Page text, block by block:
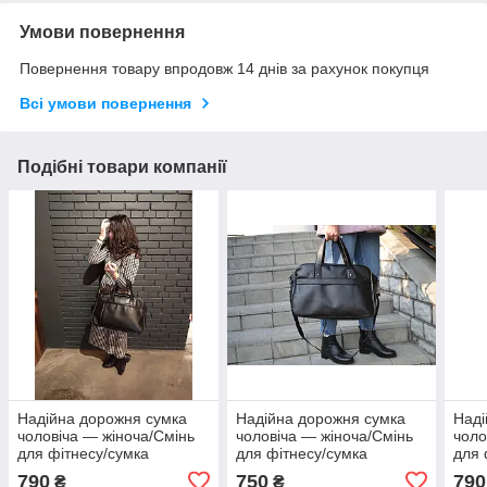
Умови повернення
Повернення товару впродовж 14 днів за рахунок покупця
Всі умови повернення
Подібні товари компанії
Надійна дорожня сумка
чоловіча — жіноча/Смінь
для фітнесу/сумка
дорожня жіноча чоловіча
790 ₴
Надійна дорожня сумка
чоловіча — жіноча/Смінь
для фітнесу/сумка
дорожня жіноча чоловіча
750₴
для
790